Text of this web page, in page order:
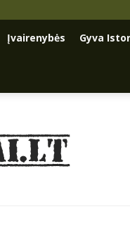
Įvairenybės Gyva